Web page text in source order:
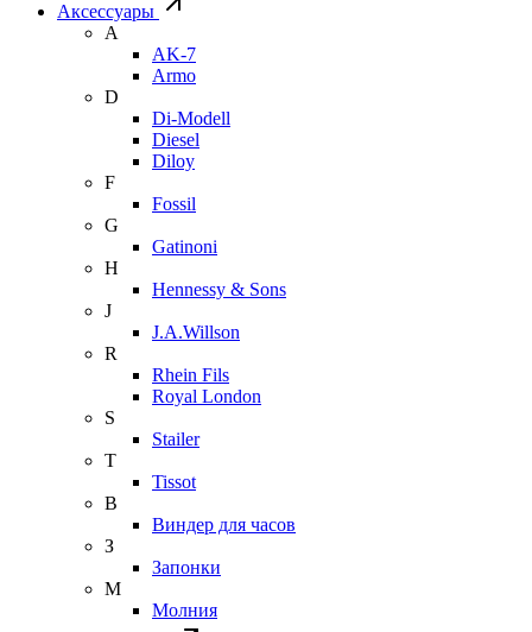
Аксессуары
A
AK-7
Armo
D
Di-Modell
Diesel
Diloy
F
Fossil
G
Gatinoni
H
Hennessy & Sons
J
J.A.Willson
R
Rhein Fils
Royal London
S
Stailer
T
Tissot
В
Виндер для часов
З
Запонки
М
Молния